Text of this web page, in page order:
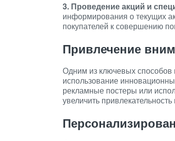
3. Проведение акций и
информирования о текущих
покупателей к совершению
Привлечение
Одним из ключевых
использование
рекламные постеры или
увеличить